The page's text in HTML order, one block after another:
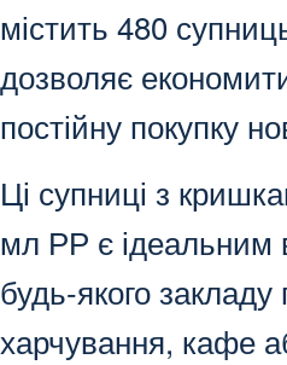
містить 480
дозволяє
постійну покупку
Ці супниці з
мл РР є ідеальним
будь-якого закладу
харчування, кафе